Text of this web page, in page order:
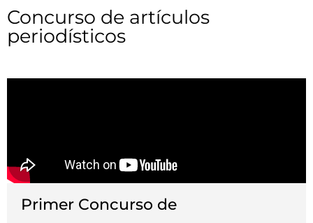
Concurso de artículos
periodísticos
Primer Concurso de